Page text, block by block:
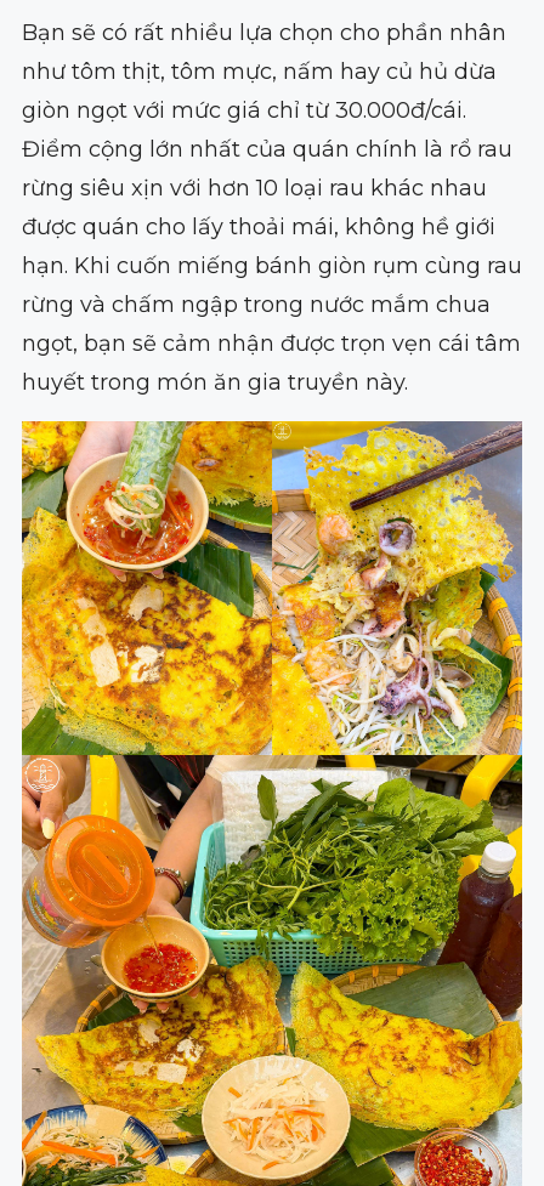
Bạn sẽ có rất nhiều lựa chọn cho phần nhân
như tôm thịt, tôm mực, nấm hay củ hủ dừa
giòn ngọt với mức giá chỉ từ 30.000đ/cái.
Điểm cộng lớn nhất của quán chính là rổ rau
rừng siêu xịn với hơn 10 loại rau khác nhau
được quán cho lấy thoải mái, không hề giới
hạn. Khi cuốn miếng bánh giòn rụm cùng rau
rừng và chấm ngập trong nước mắm chua
ngọt, bạn sẽ cảm nhận được trọn vẹn cái tâm
huyết trong món ăn gia truyền này.